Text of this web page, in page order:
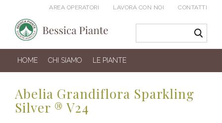
AREA OPERATORI LAVORA CON NOI CONTATTI
HOME CHI SIAMO LE PIANTE
Abelia Grandiflora Sparkling
Silver ® V24